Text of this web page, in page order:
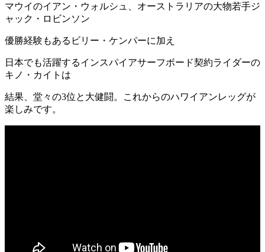
マウイのイアン・ウォルシュ、オーストラリアの大物若手ジ
ャック・ロビンソン
優勝経験もあるビリー・ケンパーに加え
日本でも活躍するインスパイアサーフボード契約ライダーの
キノ・カイトは
結果、堂々の3位と大健闘。これからのハワイアンレッグが
楽しみです。